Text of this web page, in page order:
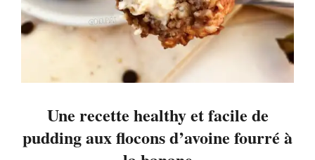
Une recette healthy et facile de
pudding aux flocons d’avoine fourré à